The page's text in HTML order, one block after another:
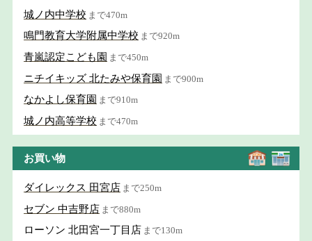
城ノ内中学校 まで470m
鳴門教育大学附属中学校 まで920m
青嵐認定こども園 まで450m
ニチイキッズ 北たみや保育園 まで900m
なかよし保育園 まで910m
城ノ内高等学校 まで470m
お買い物
ダイレックス 田宮店 まで250m
セブン 中吉野店 まで880m
ローソン 北田宮一丁目店 まで130m